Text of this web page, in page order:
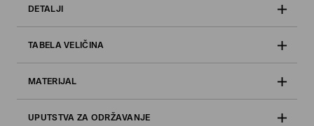
DETALJI
TABELA VELIČINA
MATERIJAL
UPUTSTVA ZA ODRŽAVANJE